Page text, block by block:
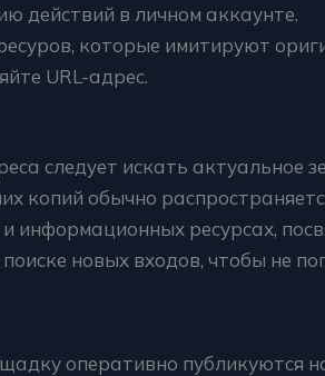
действий в личном аккаунте.
которые имитируют
URL-адрес.
следует искать актуальное
копий обычно
информационных ресурсах,
новых входов, чтобы не
оперативно публикуются